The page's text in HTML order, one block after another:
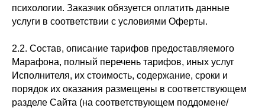
психологии. Заказчик обязуется оплатить данные
услуги в соответствии с условиями Оферты.
2.2. Состав, описание тарифов предоставляемого
Марафона, полный перечень тарифов, иных услуг
Исполнителя, их стоимость, содержание, сроки и
порядок их оказания размещены в соответствующем
разделе Сайта (на соответствующем поддомене/